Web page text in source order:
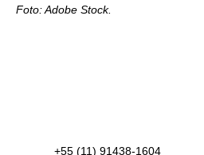
Foto: Adobe Stock.
+55 (11) 91438-1604